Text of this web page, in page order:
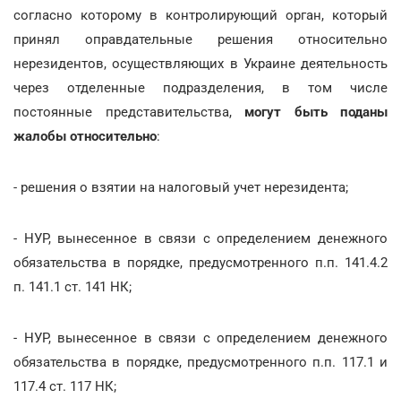
согласно которому в контролирующий орган, который
принял оправдательные решения относительно
нерезидентов, осуществляющих в Украине деятельность
через отделенные подразделения, в том числе
постоянные представительства, могут быть поданы
жалобы относительно:
- решения о взятии на налоговый учет нерезидента;
- НУР, вынесенное в связи с определением денежного
обязательства в порядке, предусмотренного п.п. 141.4.2
п. 141.1 ст. 141 НК;
- НУР, вынесенное в связи с определением денежного
обязательства в порядке, предусмотренного п.п. 117.1 и
117.4 ст. 117 НК;